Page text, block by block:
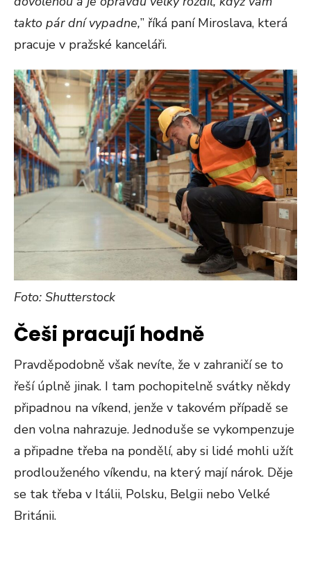
takto pár dní vypadne,” říká paní Miroslava, která
pracuje v pražské kanceláři.
Foto: Shutterstock
Češi pracují hodně
Pravděpodobně však nevíte, že v zahraničí se to
řeší úplně jinak. I tam pochopitelně svátky někdy
připadnou na víkend, jenže v takovém případě se
den volna nahrazuje. Jednoduše se vykompenzuje
a připadne třeba na pondělí, aby si lidé mohli užít
prodlouženého víkendu, na který mají nárok. Děje
se tak třeba v Itálii, Polsku, Belgii nebo Velké
Británii.